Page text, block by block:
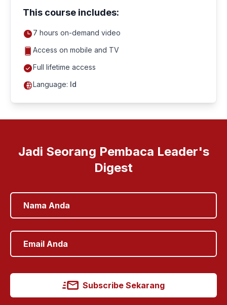
This course includes:
7 hours on-demand video
Access on mobile and TV
Full lifetime access
Language: Id
Jadi Seorang Pembaca Leader's
Digest
Subscribe Sekarang